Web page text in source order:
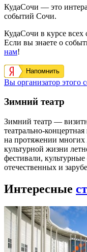
КудаСочи — это
событий Сочи.
КудаСочи в курсе
Если вы знаете о
нам!
Напомнить
Вы организатор этого
Зимний театр
Зимний театр —
театрально-
на протяжении многих
культурной жизни
фестивали,
отечественных и
Интересные